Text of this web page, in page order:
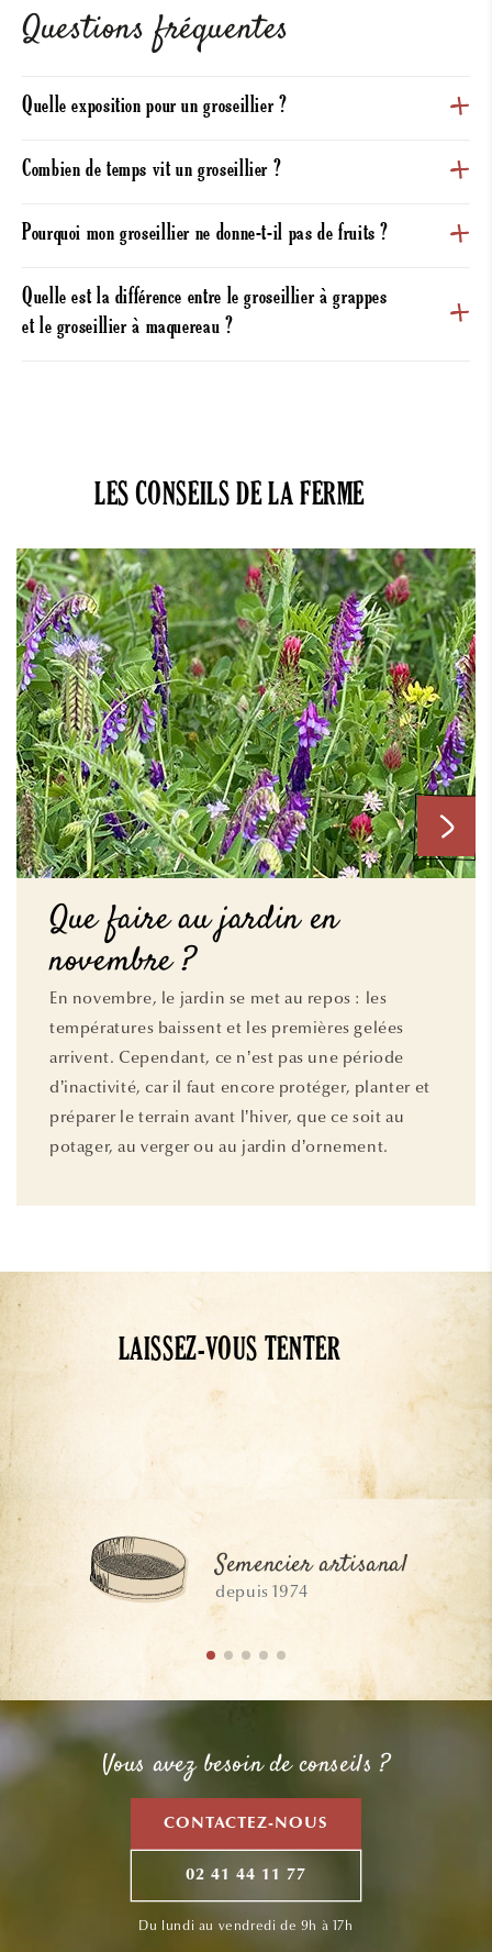
Questions fréquentes
Quelle exposition pour un groseillier ?
Combien de temps vit un groseillier ?
Pourquoi mon groseillier ne donne-t-il pas de fruits ?
Quelle est la différence entre le groseillier à grappes
et le groseillier à maquereau ?
LES CONSEILS DE LA FERME
Que faire au jardin en
novembre ?
En novembre, le jardin se met au repos : les
températures baissent et les premières gelées
arrivent. Cependant, ce n’est pas une période
d’inactivité, car il faut encore protéger, planter et
préparer le terrain avant l’hiver, que ce soit au
potager, au verger ou au jardin d’ornement.
LAISSEZ-VOUS TENTER
Semencier artisanal
depuis 1974
Vous avez besoin de conseils ?
CONTACTEZ-NOUS
02 41 44 11 77
Du lundi au vendredi de 9h à 17h